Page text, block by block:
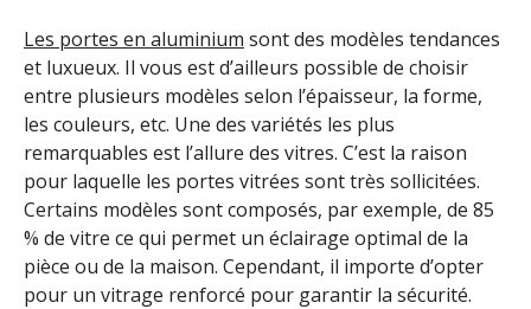
Les portes en aluminium sont des modèles tendances
et luxueux. Il vous est d’ailleurs possible de choisir
entre plusieurs modèles selon l’épaisseur, la forme,
les couleurs, etc. Une des variétés les plus
remarquables est l’allure des vitres. C’est la raison
pour laquelle les portes vitrées sont très sollicitées.
Certains modèles sont composés, par exemple, de 85
% de vitre ce qui permet un éclairage optimal de la
pièce ou de la maison. Cependant, il importe d’opter
pour un vitrage renforcé pour garantir la sécurité.